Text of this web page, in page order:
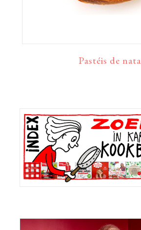
Pastéis de nata
Primaire
Sidebar